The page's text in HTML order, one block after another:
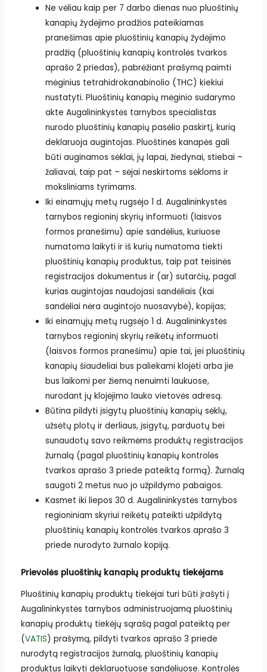
Ne vėliau kaip per 7 darbo dienas nuo pluoštinių
kanapių žydėjimo pradžios pateikiamas
pranešimas apie pluoštinių kanapių žydėjimo
pradžią (pluoštinių kanapių kontrolės tvarkos
aprašo 2 priedas), pabrėžiant prašymą paimti
mėginius tetrahidrokanabinolio (THC) kiekiui
nustatyti. Pluoštinių kanapių mėginio sudarymo
akte Augalininkystės tarnybos specialistas
nurodo pluoštinių kanapių pasėlio paskirtį, kurią
deklaruoja augintojas. Pluoštinės kanapės gali
būti auginamos sėklai, jų lapai, žiedynai, stiebai –
žaliavai, taip pat – sėjai neskirtoms sėkloms ir
moksliniams tyrimams.
Iki einamųjų metų rugsėjo 1 d. Augalininkystės
tarnybos regioninį skyrių informuoti (laisvos
formos pranešimu) apie sandėlius, kuriuose
numatoma laikyti ir iš kurių numatoma tiekti
pluoštinių kanapių produktus, taip pat teisinės
registracijos dokumentus ir (ar) sutarčių, pagal
kurias augintojas naudojasi sandėliais (kai
sandėliai nėra augintojo nuosavybė), kopijas;
Iki einamųjų metų rugsėjo 1 d. Augalininkystės
tarnybos regioninį skyrių reikėtų informuoti
(laisvos formos pranešimu) apie tai, jei pluoštinių
kanapių šiaudeliai bus paliekami klojėti arba jie
bus laikomi per žiemą nenuimti laukuose,
nurodant jų klojėjimo lauko vietovės adresą.
Būtina pildyti įsigytų pluoštinių kanapių sėklų,
užsėtų plotų ir derliaus, įsigytų, parduotų bei
sunaudotų savo reikmėms produktų registracijos
žurnalą (pagal pluoštinių kanapių kontrolės
tvarkos aprašo 3 priede pateiktą formą). Žurnalą
saugoti 2 metus nuo jo užpildymo pabaigos.
Kasmet iki liepos 30 d. Augalininkystės tarnybos
regioniniam skyriui reikėtų pateikti užpildytą
pluoštinių kanapių kontrolės tvarkos aprašo 3
priede nurodyto žurnalo kopiją.
Prievolės pluoštinių kanapių produktų tiekėjams
Pluoštinių kanapių produktų tiekėjai turi būti įrašyti į
Augalininkystės tarnybos administruojamą pluoštinių
kanapių produktų tiekėjų sąrašą pagal pateiktą per
(VATIS) prašymą, pildyti tvarkos aprašo 3 priede
nurodytą registracijos žurnalą, pluoštinių kanapių
produktus laikyti deklaruotuose sandėliuose. Kontrolės